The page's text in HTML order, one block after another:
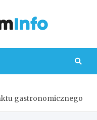
gastronomicznego